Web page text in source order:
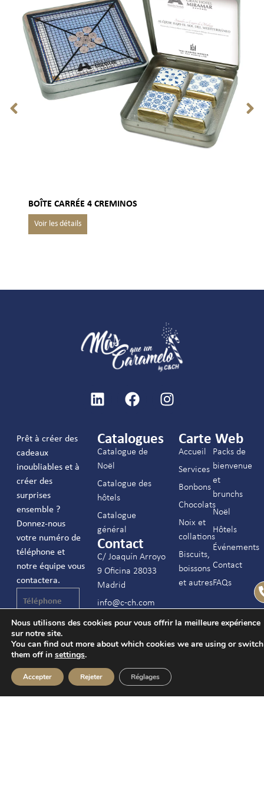
BOÎTE CARRÉE 4 CREMINOS
Prêt à créer des
cadeaux
inoubliables et à
créer des
surprises
ensemble ?
Donnez-nous
votre numéro de
téléphone et
notre équipe vous
contactera.
J’accepte les
mentions légales
et lapolitique de
Catalogues
Catalogue de
Noël
Catalogue des
hôtels
Catalogue
général
Contact
C/ Joaquín Arroyo
9 Oficina 28033
Madrid
info@c-ch.com
913 83 40 40
Carte Web
Accueil
Services
Bonbons
Chocolats
Noix et
collations
Biscuits,
boissons
et autres
Packs de
bienvenue
et
brunchs
Noël
Hôtels
Événements
Contact
FAQs
Nous utilisons des cookies pour vous offrir la meilleure expérience
sur notre site.
You can find out more about which cookies we are using or switch
them off in settings.
Accepter Rejeter Réglages